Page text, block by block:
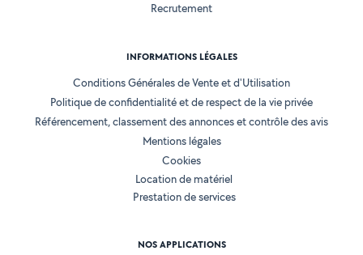
Recrutement
INFORMATIONS LÉGALES
Conditions Générales de Vente et d'Utilisation
Politique de confidentialité et de respect de la vie privée
Référencement, classement des annonces et contrôle des avis
Mentions légales
Cookies
Location de matériel
Prestation de services
NOS APPLICATIONS